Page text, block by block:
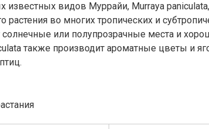
известных видов Муррайи, Murraya
растения во многих тропических и
солнечные или полупрозрачные места и
также производит ароматные цветы и